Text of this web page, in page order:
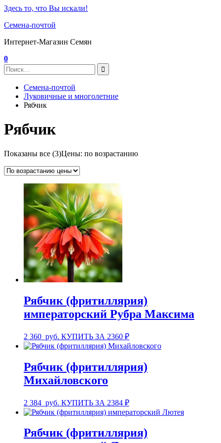
Здесь то, что Вы искали!
Семена-почтой
Интернет-Магазин Семян
0
Семена-почтой
Луковичные и многолетние
Рябчик
Рябчик
Показаны все (3)Цены: по возрастанию
Рябчик (фритиллярия)
императорский Рубра Максима
2 360 руб. КУПИТЬ ЗА 2360 ₽
Рябчик (фритиллярия)
Михайловского
2 384 руб. КУПИТЬ ЗА 2384 ₽
Рябчик (фритиллярия)